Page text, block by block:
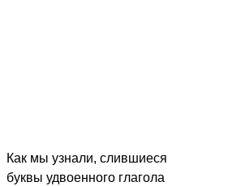
Как мы узнали, слившиеся
буквы удвоенного глагола